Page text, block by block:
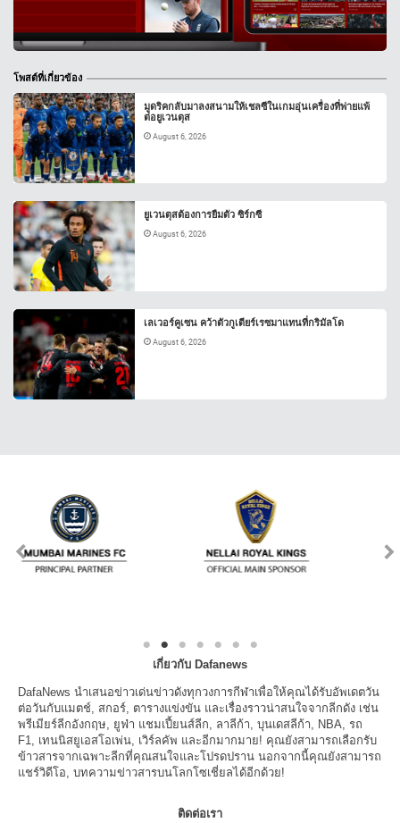
โพสต์ที่เกี่ยวข้อง
มูดริคกลับมาลงสนามให้เชลซีในเกมอุ่นเครื่องที่พ่ายแพ้
ต่อยูเวนตุส
August 6, 2026
ยูเวนตุสต้องการยืมตัว ซิร์กซี
August 6, 2026
เลเวอร์คูเซน คว้าตัวกูเตียร์เรซมาแทนที่กริมัลโด
August 6, 2026
เกี่ยวกับ Dafanews
DafaNews นำเสนอข่าวเด่นข่าวดังทุกวงการกีฬาเพื่อให้คุณได้รับอัพเดตวัน
ต่อวันกับแมตช์, สกอร์, ตารางแข่งขัน และเรื่องราวน่าสนใจจากลีกดัง เช่น
พรีเมียร์ลีกอังกฤษ, ยูฟ่า แชมเปี้ยนส์ลีก, ลาลีก้า, บุนเดสลีก้า, NBA, รถ
F1, เทนนิสยูเอสโอเพ่น, เวิร์ลคัพ และอีกมากมาย! คุณยังสามารถเลือกรับ
ข้าวสารจากเฉพาะลีกที่คุณสนใจและโปรดปราน นอกจากนี้คุณยังสามารถ
แชร์วิดีโอ, บทความข่าวสารบนโลกโซเชี่ยลได้อีกด้วย!
ติดต่อเรา